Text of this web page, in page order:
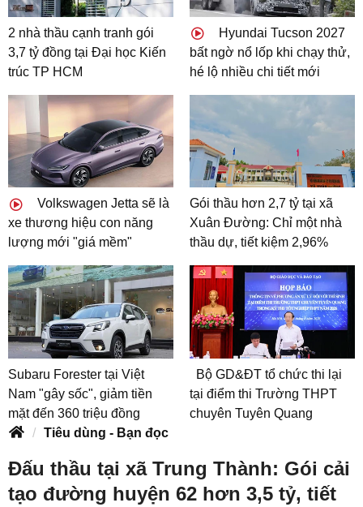
2 nhà thầu cạnh tranh gói
3,7 tỷ đồng tại Đại học Kiến
trúc TP HCM
Hyundai Tucson 2027
bất ngờ nổ lốp khi chạy thử,
hé lộ nhiều chi tiết mới
Volkswagen Jetta sẽ là
xe thương hiệu con năng
lượng mới "giá mềm"
Gói thầu hơn 2,7 tỷ tại xã
Xuân Đường: Chỉ một nhà
thầu dự, tiết kiệm 2,96%
Subaru Forester tại Việt
Nam "gây sốc", giảm tiền
mặt đến 360 triệu đồng
Bộ GD&ĐT tổ chức thi lại
tại điểm thi Trường THPT
chuyên Tuyên Quang
Tiêu dùng - Bạn đọc
Đấu thầu tại xã Trung Thành: Gói cải
tạo đường huyện 62 hơn 3,5 tỷ, tiết